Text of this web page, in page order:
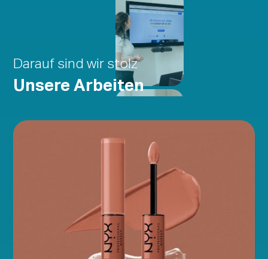
Darauf sind wir stolz
Unsere Arbeiten